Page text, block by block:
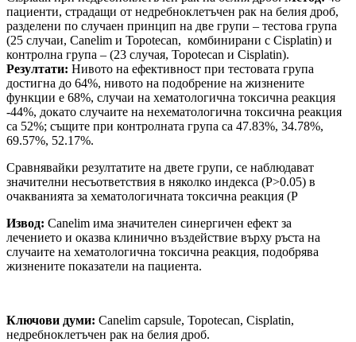
пациенти, страдащи от недребноклетъчен рак на белия дроб,
разделени по случаен принцип на две групи – тестова група
(25 случаи, Canelim и Topotecan, комбинирани с Cisplatin) и
контролна група – (23 случая, Topotecan и Cisplatin).
Резултати: Нивото на ефективност при тестовата група
достигна до 64%, нивото на подобрение на жизнените
функции е 68%, случаи на хематологична токсична реакция
-44%, докато случаите на нехематологична токсична реакция
са 52%; същите при контролната група са 47.83%, 34.78%,
69.57%, 52.17%.
Сравнявайки резултатите на двете групи, се наблюдават
значителни несъответствия в няколко индекса (P>0.05) в
очакванията за хематологичната токсична реакция (P
Извод: Canelim има значителен синергичен ефект за
лечението и оказва клинично въздействие върху ръста на
случаите на хематологична токсична реакция, подобрява
жизнените показатели на пациента.
Ключови думи: Canelim capsule, Topotecan, Cisplatin,
недребноклетъчен рак на белия дроб.